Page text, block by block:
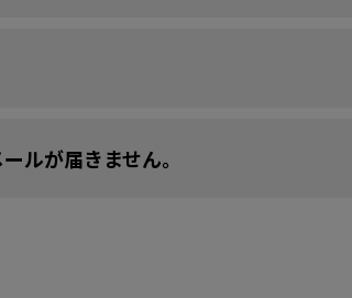
ルが届きません。